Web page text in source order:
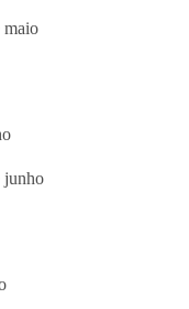
maio
junho